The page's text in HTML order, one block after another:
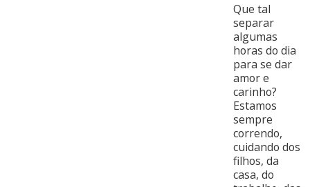
Que tal
separar
algumas
horas do dia
para se dar
amor e
carinho?
Estamos
sempre
correndo,
cuidando dos
filhos, da
casa, do